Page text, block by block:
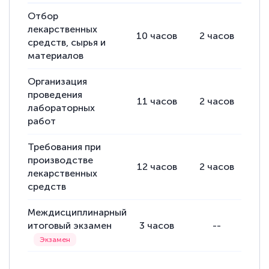
повышения квалификации "Эксперт ЕГЭ по
русскому языку и литературе". Много
полезных материалов помогли
книги, методические рекомендации,
статьи. Времени на подготовку
достаточно. Курс помогает пройти
Евгения Коротких
12 марта 2026
Отбор
лекарственных
средств, сырья и
материалов
10 часов 2 часов
Организация
проведения
лабораторных
работ
11 часов 2 часов
Требования при
производстве
лекарственных
средств
12 часов 2 часов
Междисциплинарный
итоговый экзамен
3 часов --